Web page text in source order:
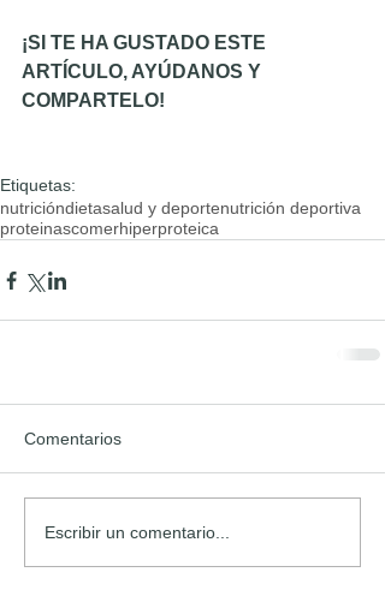
¡SI TE HA GUSTADO ESTE
ARTÍCULO, AYÚDANOS Y
COMPARTELO!
Etiquetas:
nutricióndietasalud y deportenutrición deportiva
proteinascomerhiperproteica
Comentarios
Escribir un comentario...